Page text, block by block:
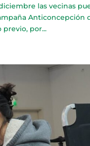
diciembre las vecinas
Anticoncepción
previo, por...